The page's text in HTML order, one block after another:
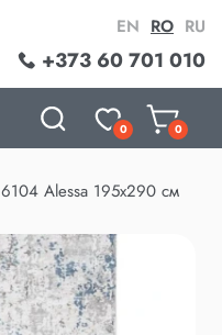
+373 60 701 010
EN RO RU
0 0
6104 Alessa 195x290 см